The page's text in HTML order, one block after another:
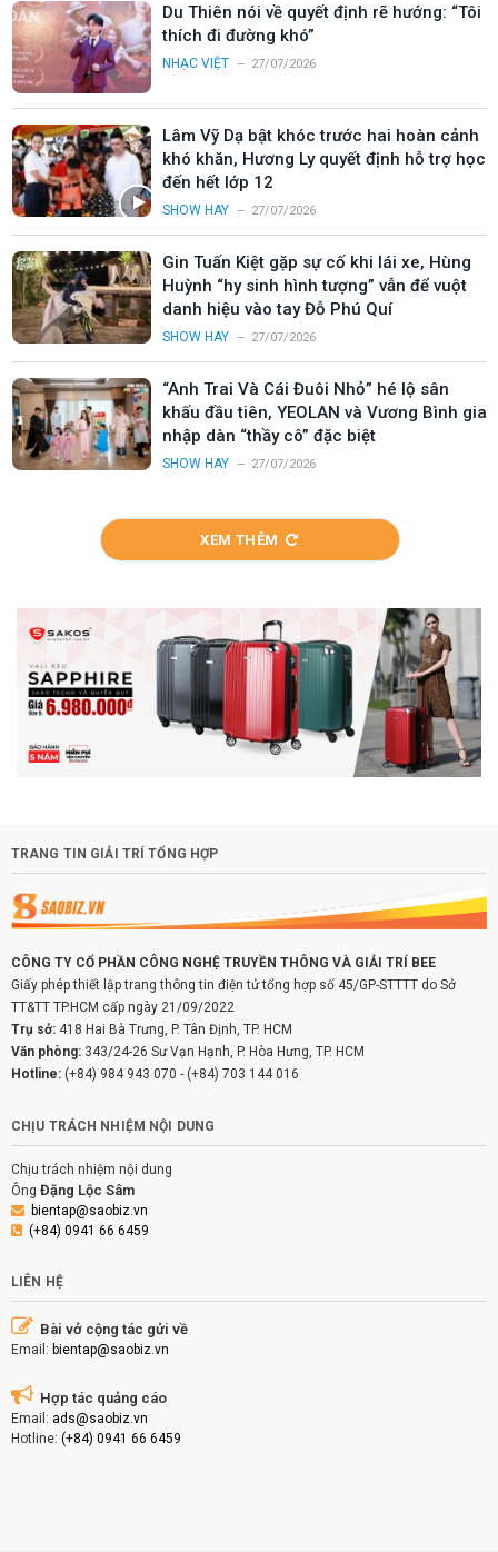
Du Thiên nói về quyết định rẽ hướng: “Tôi
thích đi đường khó”
NHẠC VIỆT 27/07/2026
Lâm Vỹ Dạ bật khóc trước hai hoàn cảnh
khó khăn, Hương Ly quyết định hỗ trợ học
đến hết lớp 12
SHOW HAY 27/07/2026
Gin Tuấn Kiệt gặp sự cố khi lái xe, Hùng
Huỳnh “hy sinh hình tượng” vẫn để vuột
danh hiệu vào tay Đỗ Phú Quí
SHOW HAY 27/07/2026
“Anh Trai Và Cái Đuôi Nhỏ” hé lộ sân
khấu đầu tiên, YEOLAN và Vương Bình gia
nhập dàn “thầy cô” đặc biệt
SHOW HAY 27/07/2026
XEM THÊM
TRANG TIN GIẢI TRÍ TỔNG HỢP
CÔNG TY CỔ PHẦN CÔNG NGHỆ TRUYỀN THÔNG VÀ GIẢI TRÍ BEE
Giấy phép thiết lập trang thông tin điện tử tổng hợp số 45/GP-STTTT do Sở
TT&TT TP.HCM cấp ngày 21/09/2022
Trụ sở: 418 Hai Bà Trưng, P. Tân Định, TP. HCM
Văn phòng: 343/24-26 Sư Vạn Hạnh, P. Hòa Hưng, TP. HCM
Hotline: (+84) 984 943 070 - (+84) 703 144 016
CHỊU TRÁCH NHIỆM NỘI DUNG
Chịu trách nhiệm nội dung
Ông Đặng Lộc Sâm
bientap@saobiz.vn
(+84) 0941 66 6459
LIÊN HỆ
Bài vở cộng tác gửi về
Email: bientap@saobiz.vn
Hợp tác quảng cáo
Email: ads@saobiz.vn
Hotline: (+84) 0941 66 6459